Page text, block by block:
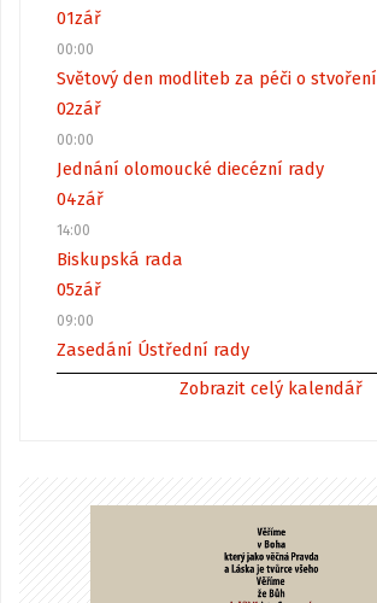
01zář
00:00
Světový den modliteb za péči o stvoření
02zář
00:00
Jednání olomoucké diecézní rady
04zář
14:00
Biskupská rada
05zář
09:00
Zasedání Ústřední rady
Zobrazit celý kalendář